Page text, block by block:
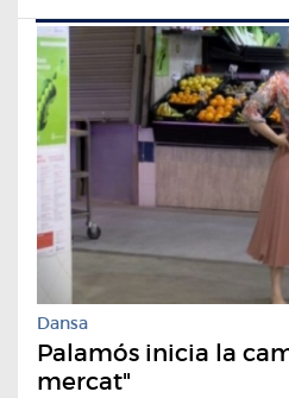
Dansa
Palamós inicia la
mercat"